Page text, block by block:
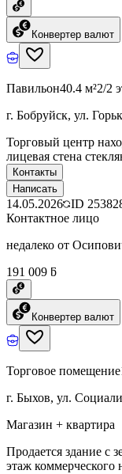
Конвертер валют
Павильон40.4 м²2/2
г. Бобруйск, ул.
Торговый центр
лицевая стена
Контакты
Написать
14.05.2026 ID
Контактное лицо
недалеко от
191 009 ƃ
Конвертер валют
Торговое помещение
г. Быхов, ул.
Магазин + квартира
Продается здание с
этаж коммерческого